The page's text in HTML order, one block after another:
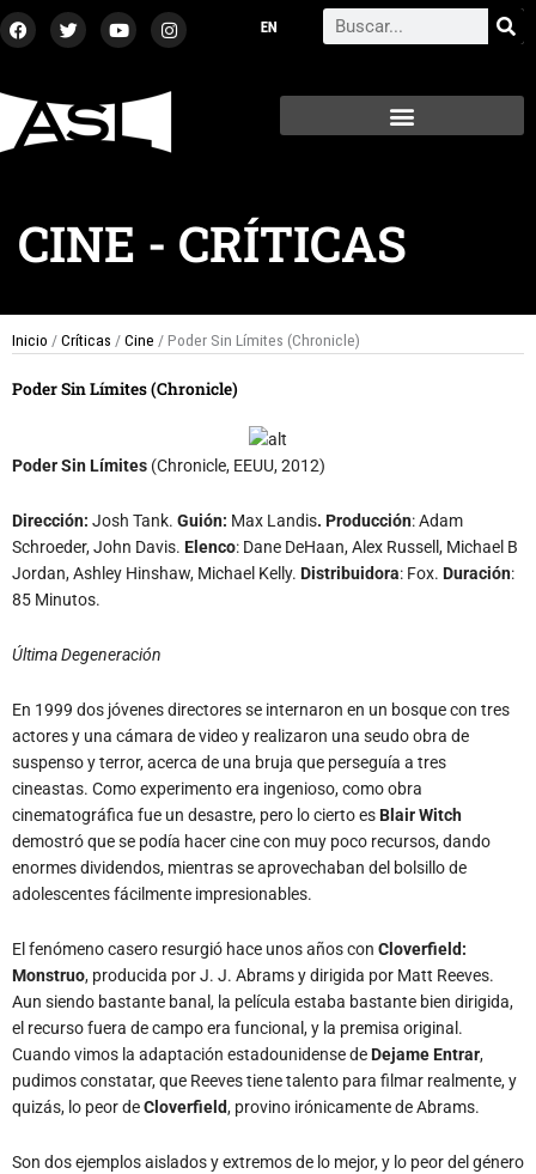
al
F
a
c
o
k
T
w
i
e
r
Y
o
u
b
I
n
s
a
Search
CINE - CRÍTICAS
Inicio /Críticas /Cine / Poder Sin Límites (Chronicle)
Poder Sin Límites (Chronicle)
Poder Sin Límites (Chronicle, EEUU, 2012)
Dirección: Josh Tank. Guión: Max Landis. Producción: Adam
Schroeder, John Davis. Elenco: Dane DeHaan, Alex Russell, Michael B
Jordan, Ashley Hinshaw, Michael Kelly. Distribuidora: Fox. Duración:
85 Minutos.
Última Degeneración
En 1999 dos jóvenes directores se internaron en un bosque con tres
actores y una cámara de video y realizaron una seudo obra de
suspenso y terror, acerca de una bruja que perseguía a tres
cineastas. Como experimento era ingenioso, como obra
cinematográfica fue un desastre, pero lo cierto esBlair Witch
demostró que se podía hacer cine con muy poco recursos, dando
enormes dividendos, mientras se aprovechaban del bolsillo de
adolescentes fácilmente impresionables.
El fenómeno casero resurgió hace unos años con Cloverfield:
Monstruo, producida por J. J. Abrams y dirigida por Matt Reeves.
Aun siendo bastante banal, la película estaba bastante bien dirigida,
el recurso fuera de campo era funcional, y la premisa original.
Cuando vimos la adaptación estadounidense deDejame Entrar,
pudimos constatar, que Reeves tiene talento para filmar realmente, y
quizás, lo peor deCloverfield, provino irónicamente de Abrams.
Son dos ejemplos aislados y extremos de lo mejor, y lo peor del género